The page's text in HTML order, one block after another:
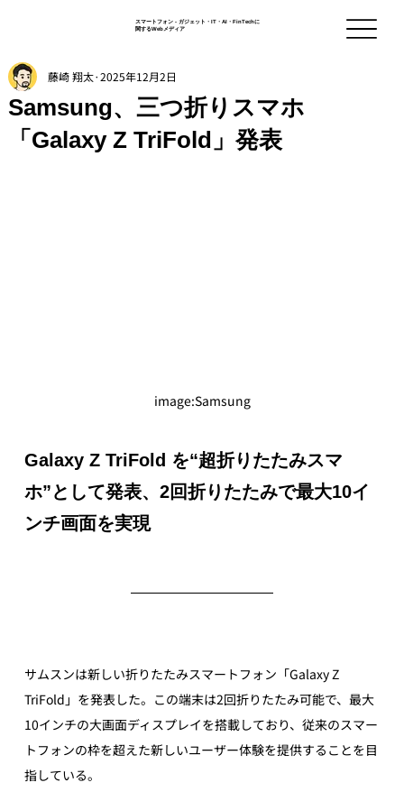
スマートフォン - ガジェット・IT・AI・FinTechに
関するWebメディア
Samsung、三つ折りスマホ
「Galaxy Z TriFold」発表
藤崎 翔太 2025年12月2日
image:Samsung
Galaxy Z TriFold を“超折りたたみスマ
ホ”として発表、2回折りたたみで最大10イ
ンチ画面を実現
サムスンは新しい折りたたみスマートフォン「Galaxy Z
TriFold」を発表した。この端末は2回折りたたみ可能で、最大
10インチの大画面ディスプレイを搭載しており、従来のスマー
トフォンの枠を超えた新しいユーザー体験を提供することを目
指している。